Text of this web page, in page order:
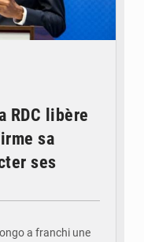
RDC libère
sa
ses
a franchi une